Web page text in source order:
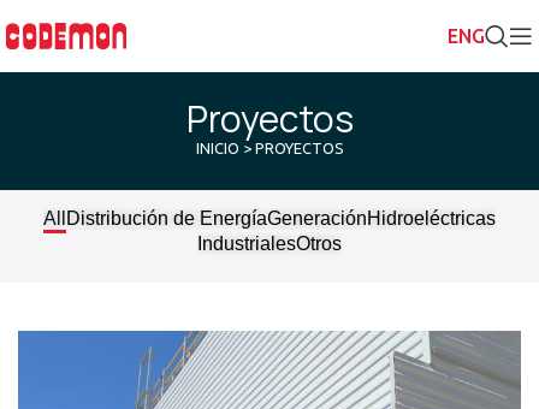
Proyectos
INICIO > PROYECTOS
Distribución de EnergíaGeneraciónHidroeléctricas
IndustrialesOtros
All